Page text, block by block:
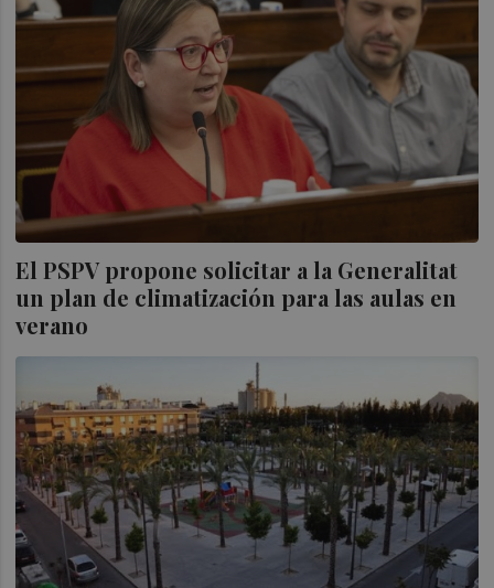
El PSPV propone solicitar a la Generalitat
un plan de climatización para las aulas en
verano